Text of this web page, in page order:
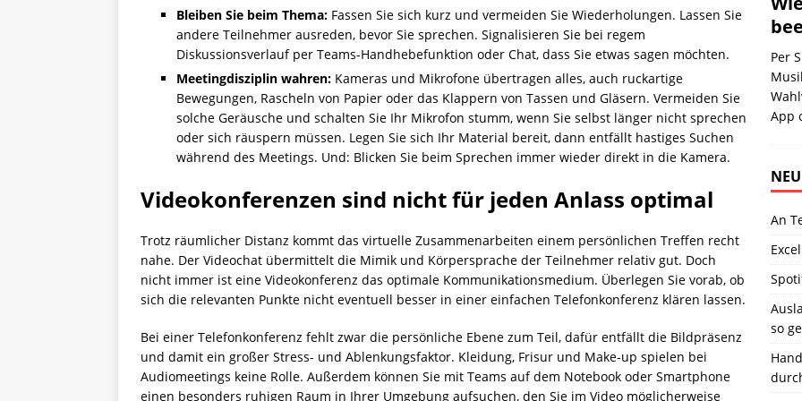
Bleiben Sie beim Thema: Fassen Sie sich kurz und vermeiden Sie Wiederholungen. Lassen Sie
andere Teilnehmer ausreden, bevor Sie sprechen. Signalisieren Sie bei regem
Diskussionsverlauf per Teams-Handhebefunktion oder Chat, dass Sie etwas sagen möchten.
Meetingdisziplin wahren: Kameras und Mikrofone übertragen alles, auch ruckartige
Bewegungen, Rascheln von Papier oder das Klappern von Tassen und Gläsern. Vermeiden Sie
solche Geräusche und schalten Sie Ihr Mikrofon stumm, wenn Sie selbst länger nicht sprechen
oder sich räuspern müssen. Legen Sie sich Ihr Material bereit, dann entfällt hastiges Suchen
während des Meetings. Und: Blicken Sie beim Sprechen immer wieder direkt in die Kamera.
Videokonferenzen sind nicht für jeden Anlass optimal
Trotz räumlicher Distanz kommt das virtuelle Zusammenarbeiten einem persönlichen Treffen recht
nahe. Der Videochat übermittelt die Mimik und Körpersprache der Teilnehmer relativ gut. Doch
nicht immer ist eine Videokonferenz das optimale Kommunikationsmedium. Überlegen Sie vorab, ob
sich die relevanten Punkte nicht eventuell besser in einer einfachen Telefonkonferenz klären lassen.
Bei einer Telefonkonferenz fehlt zwar die persönliche Ebene zum Teil, dafür entfällt die Bildpräsenz
und damit ein großer Stress- und Ablenkungsfaktor. Kleidung, Frisur und Make-up spielen bei
Audiomeetings keine Rolle. Außerdem können Sie mit Teams auf dem Notebook oder Smartphone
einen besonders ruhigen Raum in Ihrer Umgebung aufsuchen, den Sie im Video möglicherweise
Per
App
An
so